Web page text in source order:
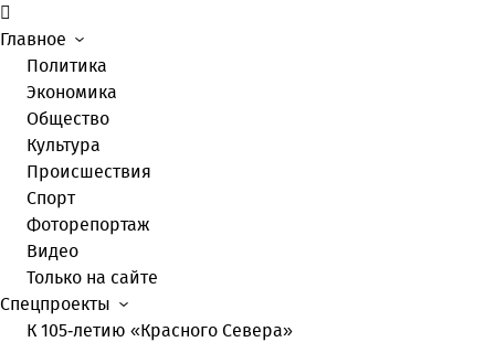
Главное
Политика
Экономика
Общество
Культура
Происшествия
Спорт
Фоторепортаж
Видео
Только на сайте
Спецпроекты
К 105-летию «Красного Севера»